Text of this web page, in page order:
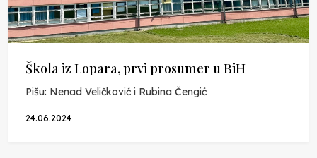
Škola iz Lopara, prvi prosumer u BiH
Pišu: Nenad Veličković i Rubina Čengić
24.06.2024